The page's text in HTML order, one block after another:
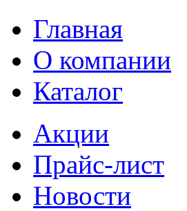
Главная
О компании
Каталог
Акции
Прайс-лист
Новости